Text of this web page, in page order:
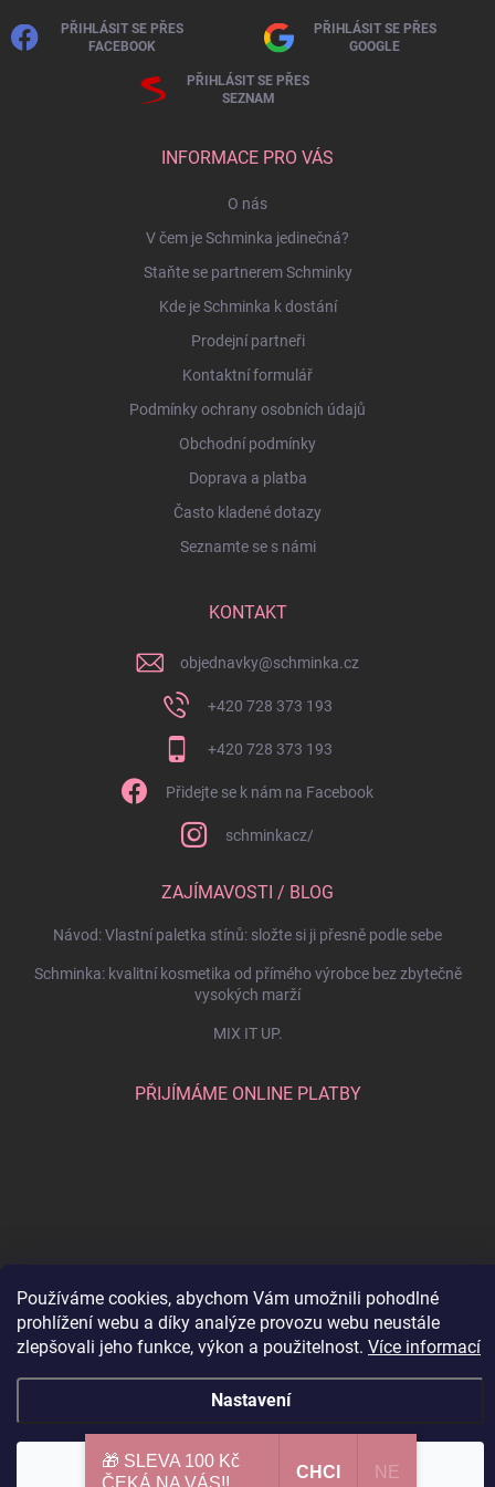
Používáme cookies, abychom Vám umožnili pohodlné
prohlížení webu a díky analýze provozu webu neustále
zlepšovali jeho funkce, výkon a použitelnost. Více informací
Nastavení
Souhlasím
PŘIHLÁSIT SE PŘES
FACEBOOK
PŘIHLÁSIT SE PŘES
GOOGLE
PŘIHLÁSIT SE PŘES
SEZNAM
INFORMACE PRO VÁS
O nás
V čem je Schminka jedinečná?
Staňte se partnerem Schminky
Kde je Schminka k dostání
Prodejní partneři
Kontaktní formulář
Podmínky ochrany osobních údajů
Obchodní podmínky
Doprava a platba
Často kladené dotazy
Seznamte se s námi
KONTAKT
objednavky@schminka.cz
+420 728 373 193
+420 728 373 193
Přidejte se k nám na Facebook
schminkacz/
ZAJÍMAVOSTI / BLOG
Návod: Vlastní paletka stínů: složte si ji přesně podle sebe
Schminka: kvalitní kosmetika od přímého výrobce bez zbytečně
vysokých marží
MIX IT UP.
PŘIJÍMÁME ONLINE PLATBY
Vytvořil Shoptet
Copyright 2026SCHMINKA . Všechna práva vyhrazena.Upravit nastavení
🎁 SLEVA 100 Kč
ČEKÁ NA VÁS!!
CHCI​ NE